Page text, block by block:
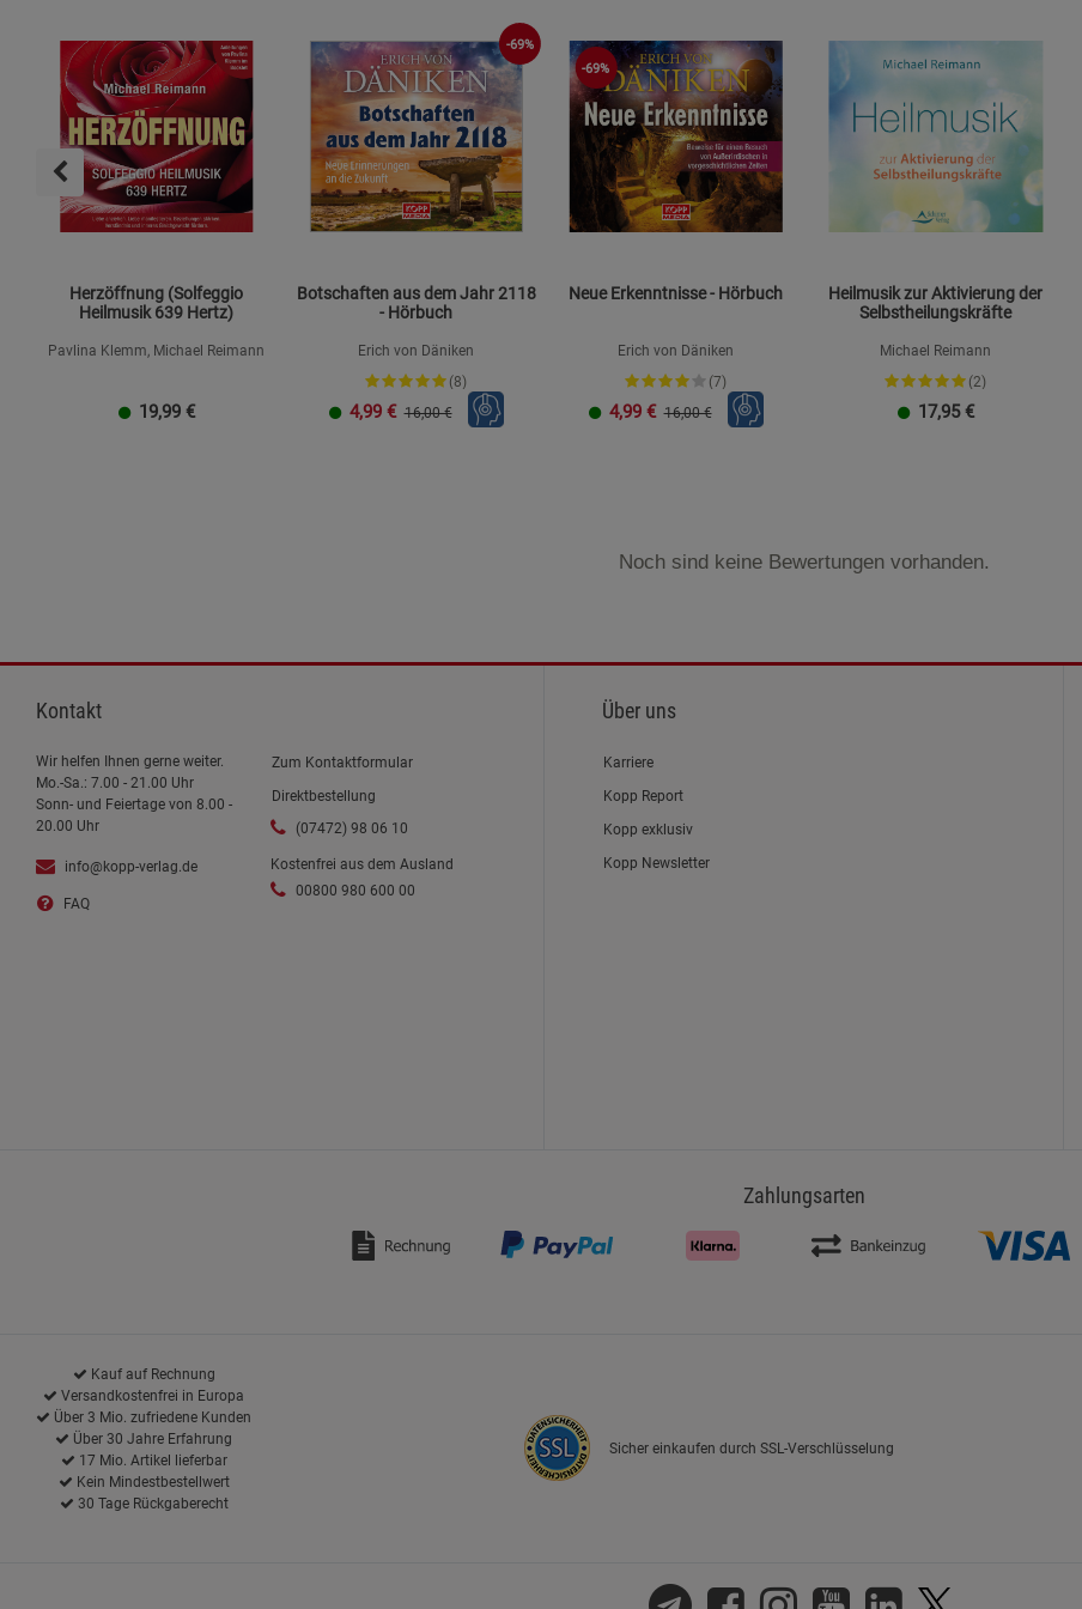
Herzöffnung (Solfeggio
Heilmusik 639 Hertz)
Pavlina Klemm, Michael Reimann
19,99 €
-69%
Botschaften aus dem Jahr 2118
- Hörbuch
Erich von Däniken
(8)
4,99 € 16,00 €
-69%
Neue Erkenntnisse - Hörbuch
Erich von Däniken
(7)
4,99 € 16,00 €
Heilmusik zur Aktivierung der
Selbstheilungskräfte
Michael Reimann
(2)
17,95 €
Noch sind keine Bewertungen vorhanden.
Kontakt
Wir helfen Ihnen gerne weiter.
Mo.-Sa.: 7.00 - 21.00 Uhr
Sonn- und Feiertage von 8.00 -
20.00 Uhr
info@kopp-verlag.de
FAQ
Zum Kontaktformular
Direktbestellung
(07472) 98 06 10
Kostenfrei aus dem Ausland
00800 980 600 00
Über uns
Karriere
Kopp Report
Kopp exklusiv
Kopp Newsletter
Zahlungsarten
Kauf auf Rechnung
Versandkostenfrei in Europa
Über 3 Mio. zufriedene Kunden
Über 30 Jahre Erfahrung
17 Mio. Artikel lieferbar
Kein Mindestbestellwert
30 Tage Rückgaberecht
Sicher einkaufen durch SSL-Verschlüsselung
Statistik Cookies (2) Statistik Cookies
Beschreibung Statistik Cookies
Cookie-Informationen
Marketing Cookies (3) Marketing Cookies
Cookie-Informationenanzeigen
Datenschutzerklärung